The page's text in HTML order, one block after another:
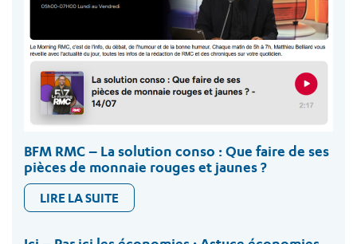
BFM RMC – La solution conso : Que faire de ses
pièces de monnaie rouges et jaunes ?
LIRE LA SUITE